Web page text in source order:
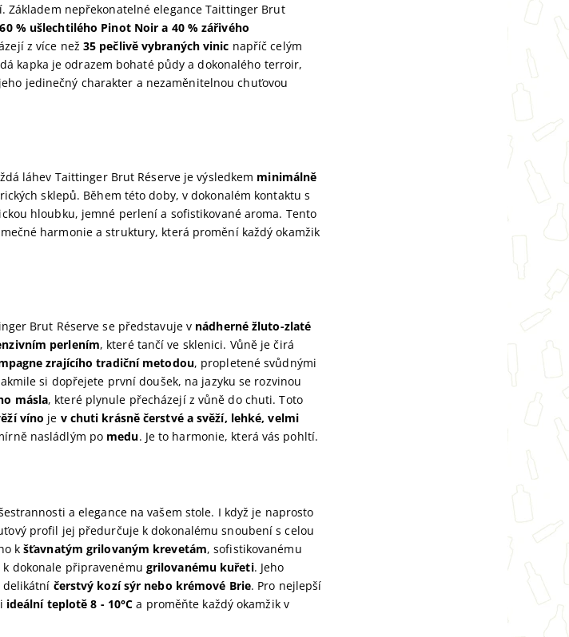
Základem nepřekonatelné elegance Taittinger Brut
60 % ušlechtilého Pinot Noir a 40 % zářivého
z více než 35 pečlivě vybraných vinic napříč celým
kapka je odrazem bohaté půdy a dokonalého terroir,
jedinečný charakter a nezaměnitelnou chuťovou
láhev Taittinger Brut Réserve je výsledkem minimálně
sklepů. Během této doby, v dokonalém kontaktu s
hloubku, jemné perlení a sofistikované aroma. Tento
harmonie a struktury, která promění každý okamžik
Brut Réserve se představuje v nádherné žluto-zlaté
perlením, které tančí ve sklenici. Vůně je čirá
zrajícího tradiční metodou, propletené svůdnými
si dopřejete první doušek, na jazyku se rozvinou
másla, které plynule přecházejí z vůně do chuti. Toto
víno je v chuti krásně čerstvé a svěží, lehké, velmi
nasládlým po medu. Je to harmonie, která vás pohltí.
a elegance na vašem stole. I když je naprosto
profil jej předurčuje k dokonalému snoubení s celou
kšťavnatým grilovaným krevetám, sofistikovanému
k dokonale připravenému grilovanému kuřeti. Jeho
delikátní čerstvý kozí sýr nebo krémové Brie. Pro nejlepší
ideální teplotě 8 - 10°C a proměňte každý okamžik v